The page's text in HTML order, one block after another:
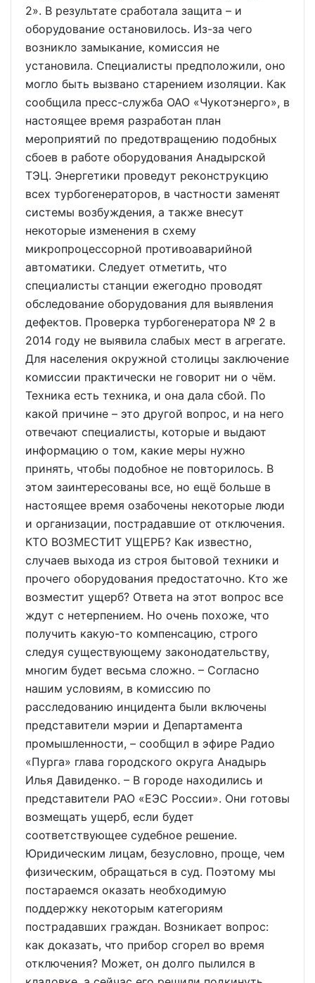
2». В результате сработала защита – и
оборудование остановилось. Из-за чего
возникло замыкание, комиссия не
установила. Специалисты предположили, оно
могло быть вызвано старением изоляции. Как
сообщила пресс-служба ОАО «Чукотэнерго», в
настоящее время разработан план
мероприятий по предотвращению подобных
сбоев в работе оборудования Анадырской
ТЭЦ. Энергетики проведут реконструкцию
всех турбогенераторов, в частности заменят
системы возбуждения, а также внесут
некоторые изменения в схему
микропроцессорной противоаварийной
автоматики. Следует отметить, что
специалисты станции ежегодно проводят
обследование оборудования для выявления
дефектов. Проверка турбогенератора № 2 в
2014 году не выявила слабых мест в агрегате.
Для населения окружной столицы заключение
комиссии практически не говорит ни о чём.
Техника есть техника, и она дала сбой. По
какой причине – это другой вопрос, и на него
отвечают специалисты, которые и выдают
информацию о том, какие меры нужно
принять, чтобы подобное не повторилось. В
этом заинтересованы все, но ещё больше в
настоящее время озабочены некоторые люди
и организации, пострадавшие от отключения.
КТО ВОЗМЕСТИТ УЩЕРБ? Как известно,
случаев выхода из строя бытовой техники и
прочего оборудования предостаточно. Кто же
возместит ущерб? Ответа на этот вопрос все
ждут с нетерпением. Но очень похоже, что
получить какую-то компенсацию, строго
следуя существующему законодательству,
многим будет весьма сложно. – Согласно
нашим условиям, в комиссию по
расследованию инцидента были включены
представители мэрии и Департамента
промышленности, – сообщил в эфире Радио
«Пурга» глава городского округа Анадырь
Илья Давиденко. – В городе находились и
представители РАО «ЕЭС России». Они готовы
возмещать ущерб, если будет
соответствующее судебное решение.
Юридическим лицам, безусловно, проще, чем
физическим, обращаться в суд. Поэтому мы
постараемся оказать необходимую
поддержку некоторым категориям
пострадавших граждан. Возникает вопрос:
как доказать, что прибор сгорел во время
отключения? Может, он долго пылился в